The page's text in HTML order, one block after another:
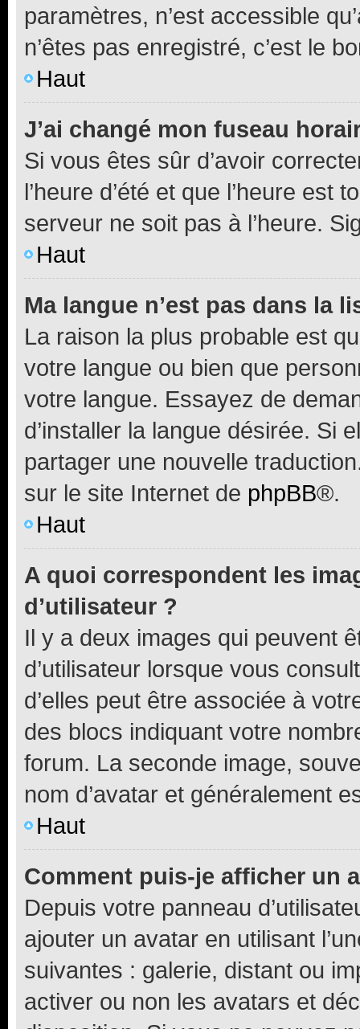
paramètres, n’est accessible
n’êtes pas enregistré, c’est le
Haut
J’ai changé mon fuseau
Si vous êtes sûr d’avoir
l’heure d’été et que l’heure est
serveur ne soit pas à l’heure.
Haut
Ma langue n’est pas dans la
La raison la plus probable est
votre langue ou bien que
votre langue. Essayez de
d’installer la langue désirée. Si
partager une nouvelle
sur le site Internet de phpBB®.
Haut
A quoi correspondent les
d’utilisateur ?
Il y a deux images qui peuvent
d’utilisateur lorsque vous
d’elles peut être associée à
des blocs indiquant votre
forum. La seconde image,
nom d’avatar et généralement
Haut
Comment puis-je afficher un
Depuis votre panneau
ajouter un avatar en utilisant
suivantes : galerie, distant ou
activer ou non les avatars et